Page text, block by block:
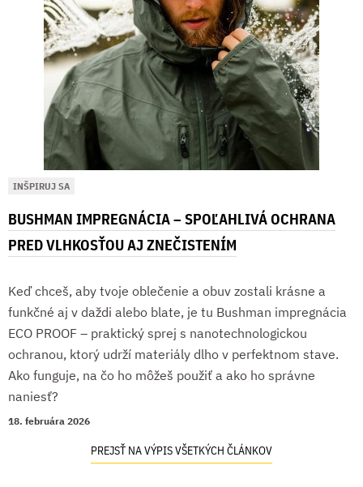
INŠPIRUJ SA
BUSHMAN IMPREGNÁCIA – SPOĽAHLIVÁ OCHRANA
PRED VLHKOSŤOU AJ ZNEČISTENÍM
Keď chceš, aby tvoje oblečenie a obuv zostali krásne a
funkčné aj v daždi alebo blate, je tu Bushman impregnácia
ECO PROOF – praktický sprej s nanotechnologickou
ochranou, ktorý udrží materiály dlho v perfektnom stave.
Ako funguje, na čo ho môžeš použiť a ako ho správne
naniesť?
18. februára 2026
PREJSŤ NA VÝPIS VŠETKÝCH ČLÁNKOV